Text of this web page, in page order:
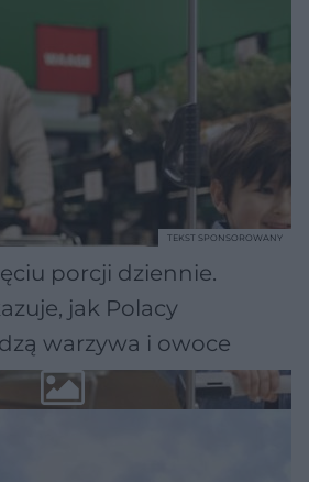
porcji dziennie.
jak Polacy
warzywa i owoce
TEKST SPONSOROWANY